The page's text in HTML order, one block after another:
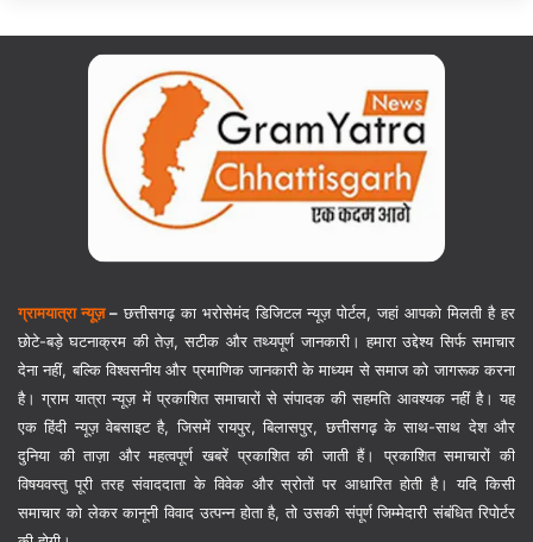
ग्रामयात्रा न्यूज़–छत्तीसगढ़ का भरोसेमंद डिजिटल न्यूज़ पोर्टल, जहां आपको मिलती है हर
छोटे-बड़े घटनाक्रम की तेज़, सटीक और तथ्यपूर्ण जानकारी। हमारा उद्देश्य सिर्फ समाचार
देना नहीं, बल्कि विश्वसनीय और प्रमाणिक जानकारी के माध्यम से समाज को जागरूक करना
है। ग्राम यात्रा न्यूज़ में प्रकाशित समाचारों से संपादक की सहमति आवश्यक नहीं है। यह
एक हिंदी न्यूज़ वेबसाइट है, जिसमें रायपुर, बिलासपुर, छत्तीसगढ़ के साथ-साथ देश और
दुनिया की ताज़ा और महत्वपूर्ण खबरें प्रकाशित की जाती हैं। प्रकाशित समाचारों की
विषयवस्तु पूरी तरह संवाददाता के विवेक और स्रोतों पर आधारित होती है। यदि किसी
समाचार को लेकर कानूनी विवाद उत्पन्न होता है, तो उसकी संपूर्ण जिम्मेदारी संबंधित रिपोर्टर